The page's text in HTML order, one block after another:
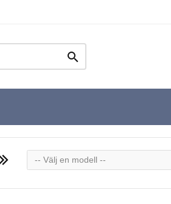

-- Välj en modell --